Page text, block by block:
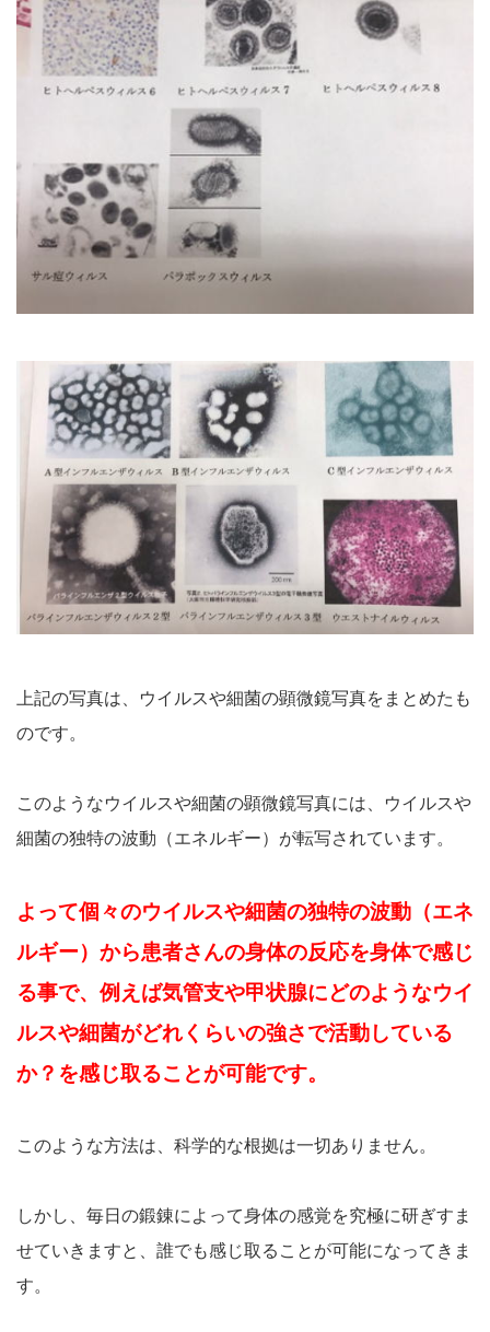
上記の写真は、ウイルスや細菌の顕微鏡写真をまとめたも
のです。
このようなウイルスや細菌の顕微鏡写真には、ウイルスや
細菌の独特の波動（エネルギー）が転写されています。
よって個々のウイルスや細菌の独特の波動（エネ
ルギー）から患者さんの身体の反応を身体で感じ
る事で、例えば気管支や甲状腺にどのようなウイ
ルスや細菌がどれくらいの強さで活動している
か？を感じ取ることが可能です。
このような方法は、科学的な根拠は一切ありません。
しかし、毎日の鍛錬によって身体の感覚を究極に研ぎすま
せていきますと、誰でも感じ取ることが可能になってきま
す。